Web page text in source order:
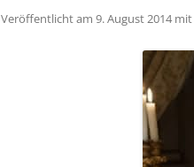
Veröffentlicht am 9. August 2014mit